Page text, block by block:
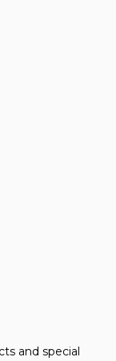
and special